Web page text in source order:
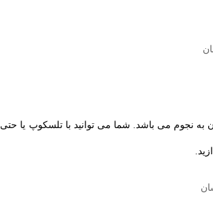
نجوم می باشد. شما می ‌توانید با تلسکوپ یا حتی